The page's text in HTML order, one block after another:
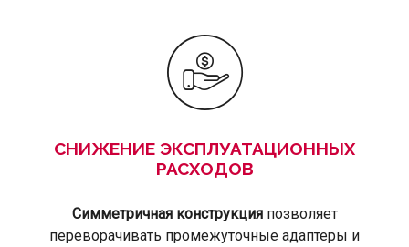
СНИЖЕНИЕ ЭКСПЛУАТАЦИОННЫХ
РАСХОДОВ
Симметричная конструкцияпозволяет
переворачивать промежуточные адаптеры и